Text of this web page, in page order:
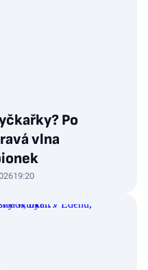
Po
vlna
19:20